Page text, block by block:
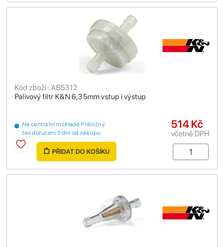
Palivový filtr K&N 6,35mm vstup i výstup
Kód zboží : AB5312
Na centrálním skladě Přibližný
čas doručení 9 dní od nákupu
514 Kč
včetně DPH
PŘIDAT DO KOŠÍKU